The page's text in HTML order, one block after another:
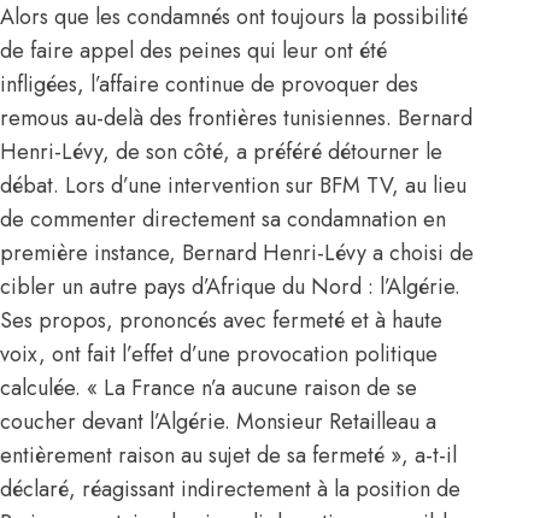
Alors que les condamnés ont toujours la possibilité
de faire appel des peines qui leur ont été
infligées, l’affaire continue de provoquer des
remous au-delà des frontières tunisiennes. Bernard
Henri-Lévy, de son côté, a préféré détourner le
débat. Lors d’une intervention sur BFM TV, au lieu
de commenter directement sa condamnation en
première instance, Bernard Henri-Lévy a choisi de
cibler un autre pays d’Afrique du Nord : l’Algérie.
Ses propos, prononcés avec fermeté et à haute
voix, ont fait l’effet d’une provocation politique
calculée. « La France n’a aucune raison de se
coucher devant l’Algérie. Monsieur Retailleau a
entièrement raison au sujet de sa fermeté », a-t-il
déclaré, réagissant indirectement à la position de